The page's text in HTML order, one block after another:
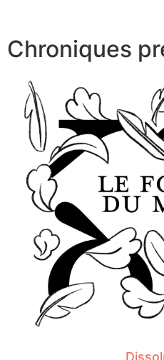
Chroniques